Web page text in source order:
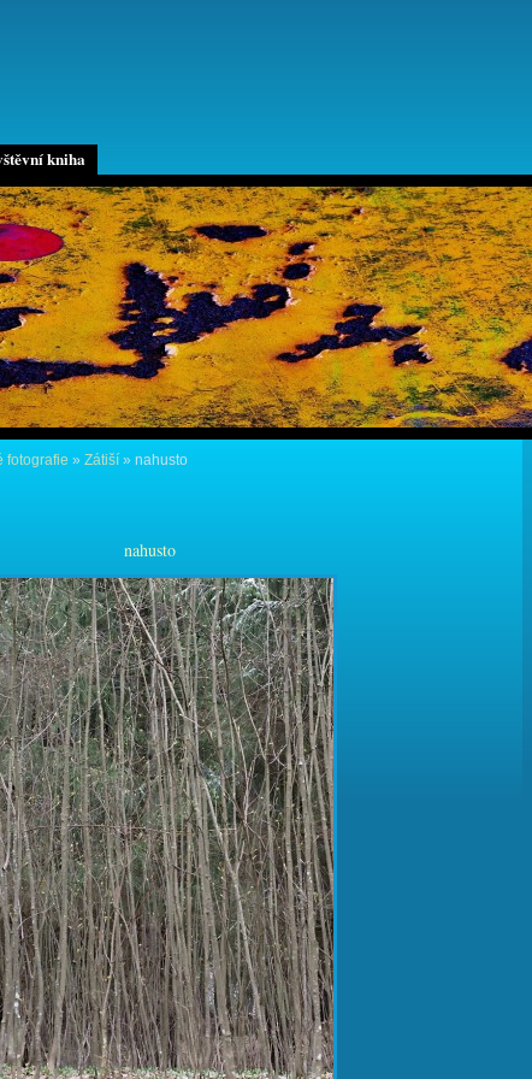
kniha
fotografie » Zátiší » nahusto
nahusto